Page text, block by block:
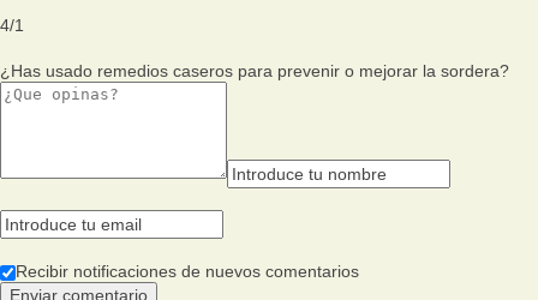
4/1
¿Has usado remedios caseros para prevenir o mejorar la sordera?
Recibir notificaciones de nuevos comentarios